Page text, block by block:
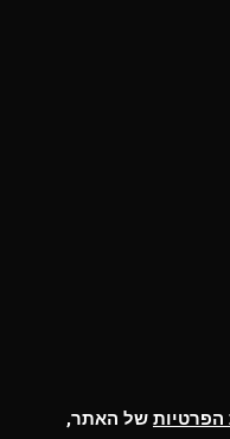
הפרטיות של האתר,